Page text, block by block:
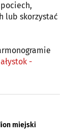
lub skorzystać
-
miejski